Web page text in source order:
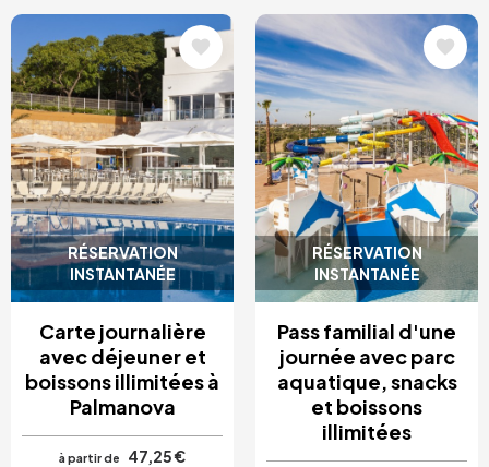
RÉSERVATION
INSTANTANÉE
Image
Carte journalière
avec déjeuner et
boissons illimitées à
Palmanova
à partir de 47,25 €
RÉSERVATION
INSTANTANÉE
Image
Pass familial d'une
journée avec parc
aquatique, snacks
et boissons
illimitées